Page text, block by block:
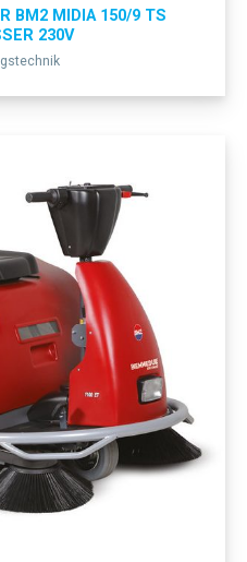
BM2 MIDIA 150/9 TS
230V